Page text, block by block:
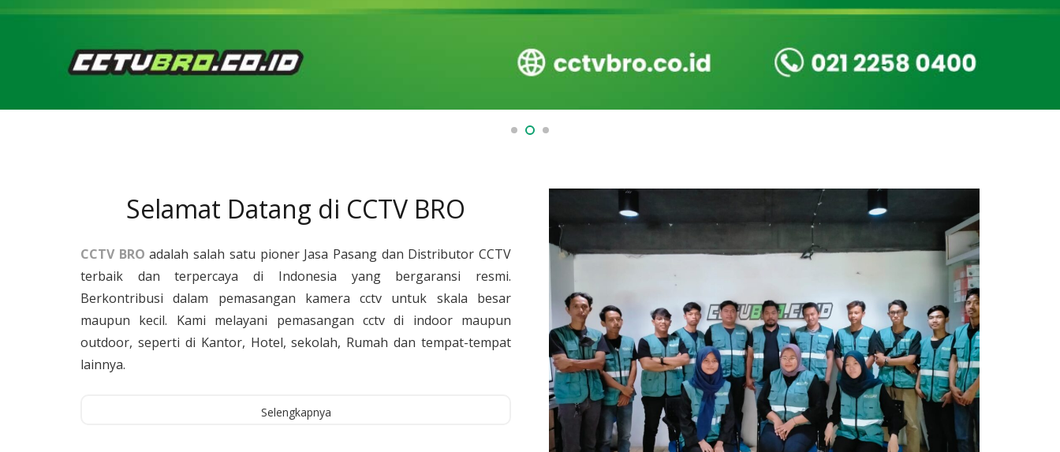
Selamat Datang di CCTV BRO
CCTV BRO adalah salah satu pioner Jasa Pasang dan Distributor CCTV
terbaik dan terpercaya di Indonesia yang bergaransi resmi.
Berkontribusi dalam pemasangan kamera cctv untuk skala besar
maupun kecil. Kami melayani pemasangan cctv di indoor maupun
outdoor, seperti di Kantor, Hotel, sekolah, Rumah dan tempat-tempat
lainnya.
Selengkapnya